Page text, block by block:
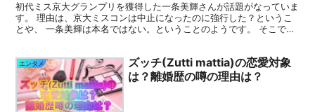
初代ミス京大グランプリを獲得した一条美輝さんが話題がなっていま
す。 理由は、京大ミスコンは中止になったのに強行した？というこ
とや、 一条美輝は本名ではない。ということのようです。 そこで今
エンタメ
ズッチ(Zutti mattia)の恋愛対象
は？離婚歴の噂の理由は？